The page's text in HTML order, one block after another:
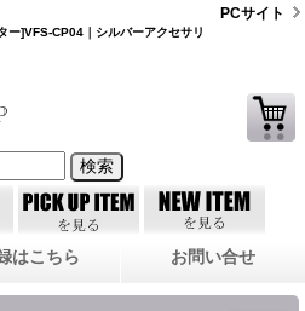
ー]VFS-CP04｜シルバーアクセサリ
PCサイト
はこちら お問い合せ